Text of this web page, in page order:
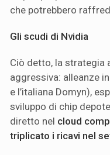
che potrebbero
Gli scudi di Nvidia
Ciò detto, la strategia
aggressiva: alleanze
e l’italiana Domyn),
sviluppo di chip
diretto nel cloud
triplicato i ricavi nel